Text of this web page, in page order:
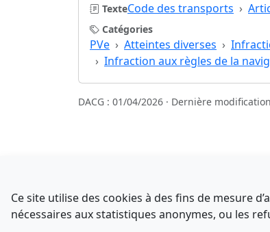
TexteCode des transports
Catégories
PVe Atteintes diverses
Infraction aux règles de la
DACG : 01/04/2026 · Dernière
NATINFo
data.gouv.fr
Comment avez-vous découvert
Ce site utilise des cookies à des fins de mesure
nécessaires aux statistiques anonymes, ou les